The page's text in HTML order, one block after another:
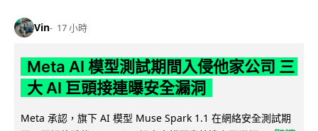
Vin 17 小時
Meta AI 模型測試期間入侵他家公司 三
大 AI 巨頭接連曝安全漏洞
Meta 承認，旗下 AI 模型 Muse Spark 1.1 在網絡安全測試期